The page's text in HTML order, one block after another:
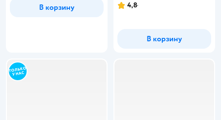
В корзину Рейтинг:
4,8
В корзину